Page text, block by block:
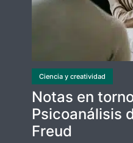
Ciencia y creatividad
Notas en
Psicoanálisis
Freud